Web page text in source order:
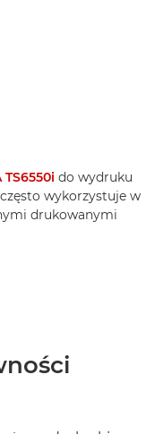
TS6550i do wydruku
wykorzystuje w
drukowanymi